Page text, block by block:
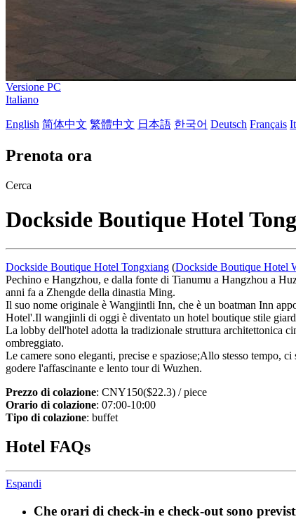
Versione PC
Italiano
English 简体中文 繁體中文 日本語 한국어 Deutsch Français
Prenota ora
Cerca
Dockside Boutique Hotel
Dockside Boutique Hotel Tongxiang (Dockside Boutique Hotel
Pechino e Hangzhou, e dalla fonte di Tianumu a Hangzhou a
anni fa a Zhengde della dinastia Ming.
Il suo nome originale è Wangjintli Inn, che è un boatman Inn
Hotel'.Il wangjinli di oggi è diventato un hotel boutique stile
La lobby dell'hotel adotta la tradizionale struttura architettonica
ombreggiato.
Le camere sono eleganti, precise e spaziose;Allo stesso tempo,
godere l'affascinante e lento tour di Wuzhen.
Prezzo di colazione: CNY150($22.3) / piece
Orario di colazione: 07:00-10:00
Tipo di colazione: buffet
Hotel FAQs
Espandi
Che orari di check-in e check-out sono